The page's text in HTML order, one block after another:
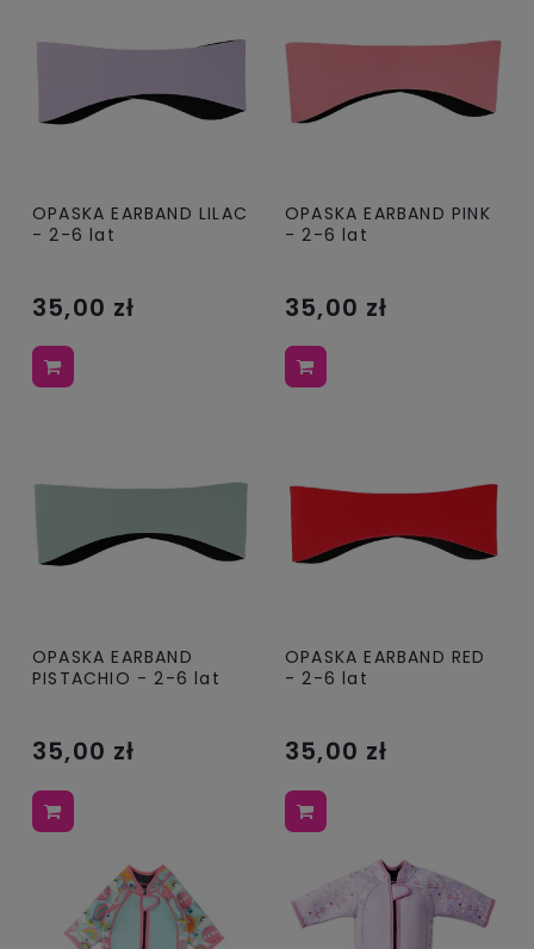
OPASKA EARBAND LILAC
- 2-6 lat
35,00 zł
OPASKA EARBAND PINK
- 2-6 lat
35,00 zł
OPASKA EARBAND
PISTACHIO - 2-6 lat
35,00 zł
OPASKA EARBAND RED
- 2-6 lat
35,00 zł